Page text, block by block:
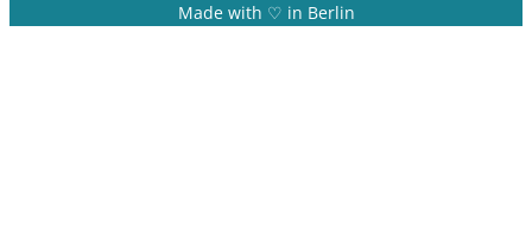
Made with ♡ in Berlin